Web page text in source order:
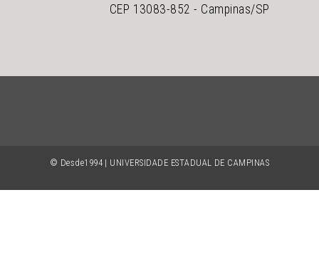
© Desde1994 | UNIVERSIDADE ESTADUAL DE CAMPINAS
CEP 13083-852 - Campinas/SP